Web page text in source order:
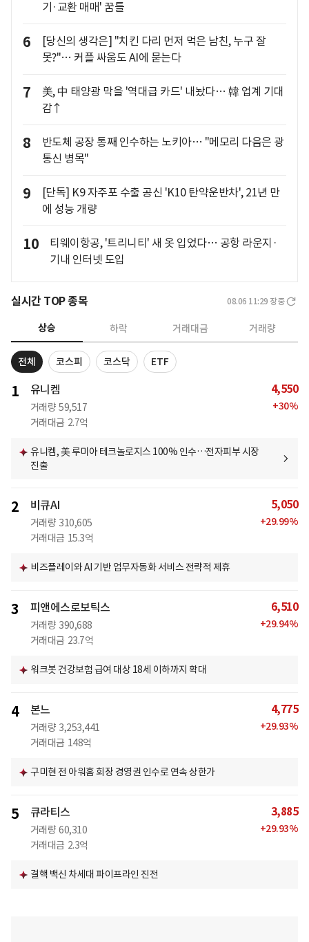
기·교환 매매' 꿈틀
6
[당신의 생각은] "치킨 다리 먼저 먹은 남친, 누구 잘
못?"… 커플 싸움도 AI에 묻는다
7
美, 中 태양광 막을 '역대급 카드' 내놨다… 韓 업계 기대
감↑
8
반도체 공장 통째 인수하는 노키아… "메모리 다음은 광
통신 병목"
9
[단독] K9 자주포 수출 공신 'K10 탄약운반차', 21년 만
에 성능 개량
10
티웨이항공, '트리니티' 새 옷 입었다… 공항 라운지·
기내 인터넷 도입
실시간 TOP 종목 08.06 11:29 장중
상승 하락 거래대금 거래량
전체 코스피 코스닥 ETF
1 유니켐
거래량 59,517
거래대금 2.7억
4,550
+30%
유니켐, 美 루미아 테크놀로지스 100% 인수…전자피부 시장
진출
2 비큐AI
거래량 310,605
거래대금 15.3억
5,050
+29.99%
비즈플레이와 AI 기반 업무자동화 서비스 전략적 제휴
3 피앤에스로보틱스
거래량 390,688
거래대금 23.7억
6,510
+29.94%
워크봇 건강보험 급여 대상 18세 이하까지 확대
4 본느
거래량 3,253,441
거래대금 148억
4,775
+29.93%
구미현 전 아워홈 회장 경영권 인수로 연속 상한가
5 큐라티스
거래량 60,310
거래대금 2.3억
3,885
+29.93%
결핵 백신 차세대 파이프라인 진전